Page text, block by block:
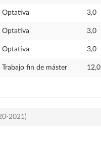
Optativa 3,0
Optativa 3,0
Optativa 3,0
Trabajo fin de máster 12,0
2021)